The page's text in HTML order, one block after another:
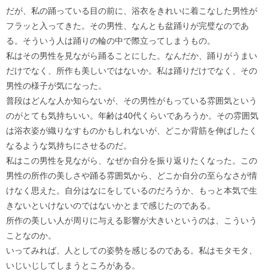
だが、私の踊っている目の前に、浴衣をきれいに着こなした男性が
フラッと入ってきた。その男性、なんとも盆踊りが完璧なのであ
る。そういう人は踊りの輪の中で際立ってしまうもの。
私はその男性を見ながら踊ることにした。なんだか、踊りがうまい
だけでなく、所作も美しいではないか。私は踊りだけでなく、その
男性の様子が気になった。
普段はどんな人か知らないが、その男性がもっている雰囲気という
のがとても気持ちいい。年齢は40代くらいであろうか。その雰囲気
は浴衣姿が織りなすものかもしれないが、どこか背筋を伸ばしたく
なるような気持ちにさせるのだ。
私はこの男性を見ながら、なぜか自分を振り返りたくなった。この
男性の所作の美しさや踊る雰囲気から、どこか自分の至らなさが情
けなく思えた。自分はなにをしているのだろうか、もっと本気で生
きないといけないのではないかとまで感じたのである。
所作の美しい人が周りに与える影響が大きいというのは、こういう
ことなのか。
いってみれば、人としての姿勢を感じるのである。私はモタモタ、
いじいじしてしまうところがある。